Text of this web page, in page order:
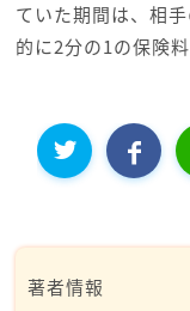
ていた期間は、相
的に2分の1の保険
著者情報